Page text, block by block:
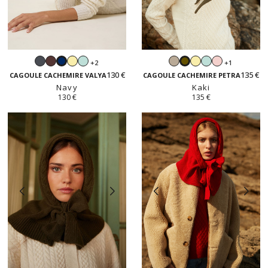
Gris
anthracite
Moka
NavyJaune
vanille
Vert
dragée
+2
CAGOULE CACHEMIRE VALYA130 €
Navy
130 €
Beige
sable
KakiJaune
vanille
Vert
dragée
Rose
pastel
+1
CAGOULE CACHEMIRE PETRA135 €
Kaki
135 €